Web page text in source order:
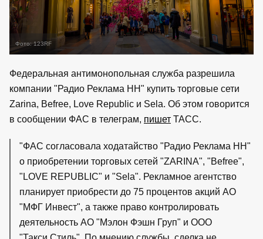
Фото: 123RF
Федеральная антимонопольная служба разрешила
компании "Радио Реклама НН" купить торговые сети
Zarina, Befree, Love Republic и Sela. Об этом говорится
в сообщении ФАС в телеграм, пишет ТАСС.
"ФАС согласовала ходатайство "Радио Реклама НН"
о приобретении торговых сетей "ZARINA", "Befree",
"LOVE REPUBLIC" и "Sela". Рекламное агентство
планирует приобрести до 75 процентов акций АО
"МФГ Инвест", а также право контролировать
деятельность АО "Мэлон Фэшн Груп" и ООО